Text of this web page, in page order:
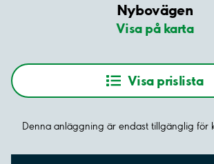
Nybovägen
Visa på karta
Visa prislista
Denna anläggning är endast tillgänglig för